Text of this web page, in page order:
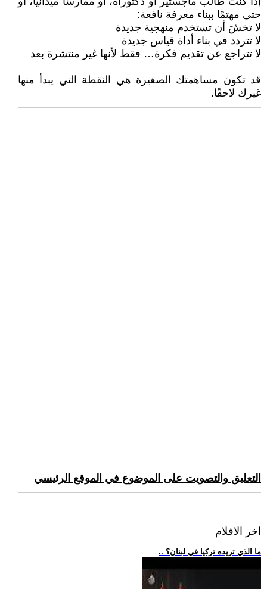
حتى مهتمًا ببناء معرفة نافعة:
لا تخشَ أن تستخدم منهجية جديدة
لا تتردد في بناء أداة قياس جديدة
لا تتراجع عن تقديم فكرة… فقط لأنها غير منتشرة بعد
قد تكون مساهمتك الصغيرة هي النقطة التي يبدأ منها
غيرك لاحقًا.
التعليق والتصويت على الموضوع في الموقع الرئيسي
اخر الافلام
.. ما الذي تريده تركيا في لبنان؟